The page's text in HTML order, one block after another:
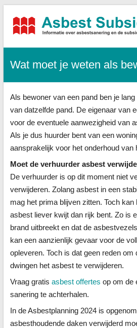
Asbest-
Alle
sanering
+
Wat moet je weten als
Als bewoner van een pand ben je
van datzelfde pand. De eigenaar van
voor de eventuele aanwezigheid van
Als je dus huurder bent van een
aansprakelijk voor het onderhoud van
Moet de verhuurder asbest
De verhuurder is op dit moment niet
verwijderen. Zolang asbest in een
mag het prima blijven zitten. Toch kan
asbest liever kwijt dan rijk bent. Zo is
brand uitbreekt en dat de
kan een aanzienlijk gevaar voor de
opleveren. Toch is dat geen reden om
dwingen het asbest te verwijderen.
Vraag gratis asbest offertes op om de
sanering te achterhalen.
In de Asbestplanning 2024 is
asbesthoudende daken verwijderd